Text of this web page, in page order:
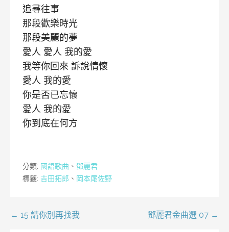
追尋往事
那段歡樂時光
那段美麗的夢
愛人 愛人 我的愛
我等你回來 訴說情懷
愛人 我的愛
你是否已忘懷
愛人 我的愛
你到底在何方
分類: 國語歌曲 、 鄧麗君
標籤: 吉田拓郎 、 岡本尾佐野
文← 15 請你別再找我 鄧麗君金曲選 07 →